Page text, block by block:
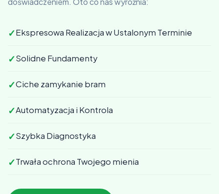
✓Ekspresowa Realizacja w Ustalonym Terminie
✓Solidne Fundamenty
✓Ciche zamykanie bram
✓Automatyzacja i Kontrola
✓Szybka Diagnostyka
✓Trwała ochrona Twojego mienia